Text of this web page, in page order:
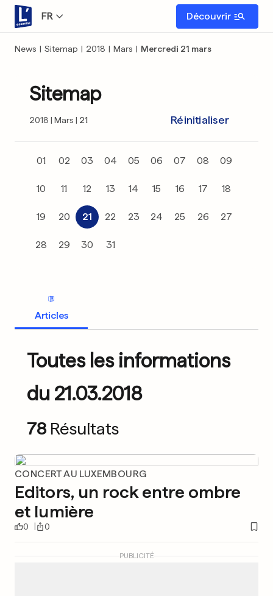
FR Découvrir
News | Sitemap | 2018 | Mars | Mercredi 21 mars
Sitemap
2018 Mars 21 Réinitialiser
01 02 03 04 05 06 07 08 09
10 11 12 13 14 15 16 17 18
19 20 21 22 23 24 25 26 27
28 29 30 31
Articles
Toutes les informations
du 21.03.2018
78 Résultats
CONCERT AU LUXEMBOURG
Editors, un rock entre ombre
et lumière
0 0
PUBLICITÉ